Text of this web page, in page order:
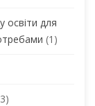
освіти для
(1)